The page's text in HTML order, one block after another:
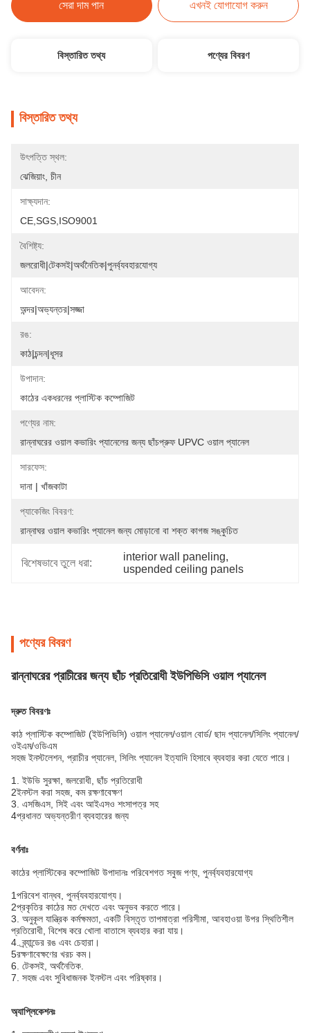
সেরা দাম পান এখনই যোগাযোগ করুন
বিস্তারিত তথ্য পণ্যের বিবরণ
বিস্তারিত তথ্য
উৎপত্তি স্থল:
ঝেজিয়াং, চীন
সাক্ষ্যদান:
CE,SGS,ISO9001
বৈশিষ্ট্য:
জলরোধী|টেকসই|অর্থনৈতিক|পুনর্ব্যবহারযোগ্য
আবেদন:
অন্দর|অভ্যন্তর|সজ্জা
রঙ:
কাঠ|চন্দন|ধূসর
উপাদান:
কাঠের একধরনের প্লাস্টিক কম্পোজিট
পণ্যের নাম:
রান্নাঘরের ওয়াল কভারিং প্যানেলের জন্য ছাঁচপ্রুফ UPVC ওয়াল প্যানেল
সারফেস:
দানা | খাঁজকাটা
প্যাকেজিং বিবরণ:
রান্নাঘর ওয়াল কভারিং প্যানেল জন্য মোড়ানো বা শক্ত কাগজ সঙ্কুচিত
বিশেষভাবে তুলে ধরা:
interior wall paneling,
uspended ceiling panels
পণ্যের বিবরণ
রান্নাঘরের প্রাচীরের জন্য ছাঁচ প্রতিরোধী ইউপিভিসি ওয়াল প্যানেল
দ্রুত বিবরণঃ
কাঠ প্লাস্টিক কম্পোজিট (ইউপিভিসি) ওয়াল প্যানেল/ওয়াল বোর্ড/ ছাদ প্যানেল/সিলিং প্যানেল/
ওইএম/ওডিএম
সহজ ইনস্টলেশন, প্রাচীর প্যানেল, সিলিং প্যানেল ইত্যাদি হিসাবে ব্যবহার করা যেতে পারে।
1. ইউভি সুরক্ষা, জলরোধী, ছাঁচ প্রতিরোধী
2ইনস্টল করা সহজ, কম রক্ষণাবেক্ষণ
3. এসজিএস, সিই এবং আইএসও শংসাপত্র সহ
4প্রধানত অভ্যন্তরীণ ব্যবহারের জন্য
বর্ণনাঃ
কাঠের প্লাস্টিকের কম্পোজিট উপাদানঃ পরিবেশগত সবুজ পণ্য, পুনর্ব্যবহারযোগ্য
1পরিবেশ বান্ধব, পুনর্ব্যবহারযোগ্য।
2প্রকৃতির কাঠের মত দেখতে এবং অনুভব করতে পারে।
3. অনুকূল যান্ত্রিক কর্মক্ষমতা, একটি বিস্তৃত তাপমাত্রা পরিসীমা, আবহাওয়া উপর স্থিতিশীল
প্রতিরোধী, বিশেষ করে খোলা বাতাসে ব্যবহার করা যায়।
4. ব্র্যান্ডের রঙ এবং চেহারা।
5রক্ষণাবেক্ষণের খরচ কম।
6. টেকসই, অর্থনৈতিক.
7. সহজ এবং সুবিধাজনক ইনস্টল এবং পরিষ্কার।
অ্যাপ্লিকেশনঃ